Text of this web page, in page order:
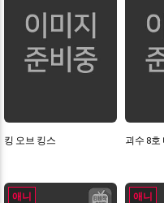
킹 오브 킹스 괴수 8호
애니 애니